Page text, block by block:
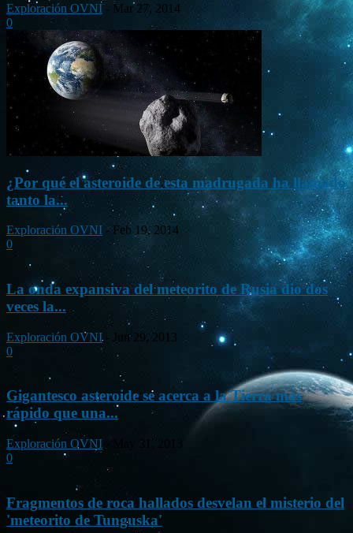
Exploración OVNI - Mar 27, 2014
0
¿Por qué el asteroide de esta madrugada ha llamado
tanto la...
Exploración OVNI - Feb 19, 2014
0
La onda expansiva del meteorito de Rusia dio dos
veces la...
Exploración OVNI -
Jun 29, 2013
0
Gigantesco asteroide se acerca a la Tierra más
rápido que una...
Exploración OVNI
May 31, 2013
0
Fragmentos de roca hallados desvelan el misterio del
'meteorito de Tunguska'